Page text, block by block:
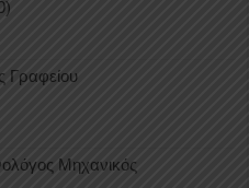
Γραφείου
Μηχανικός